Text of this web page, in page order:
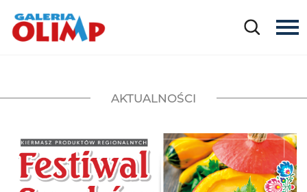
AKTUALNOŚCI